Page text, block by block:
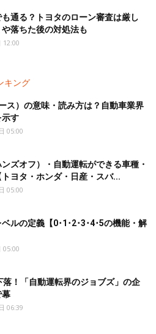
通る？トヨタのローン審査は厳し
落ちた後の対処法も
12:00
キング
ス）の意味・読み方は？自動車業界
示す
05:00
ズオフ）・自動運転ができる車種・
ヨタ・ホンダ・日産・スバ...
05:00
ベルの定義【0･1･2･3･4･5の機能・解
05:00
落！「自動運転界のジョブズ」の企
幕
06:39